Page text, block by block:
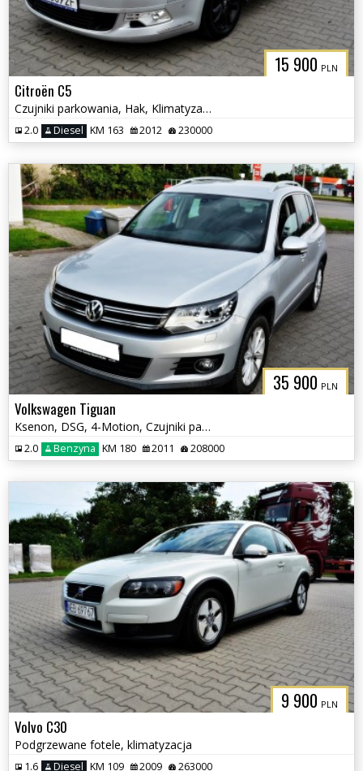
15 900 PLN
Citroën C5
Czujniki parkowania, Hak, Klimatyzacja
2.0 Diesel KM 163 2012 230000
35 900 PLN
Volkswagen Tiguan
Ksenon, DSG, 4-Motion, Czujniki parkowania tył, Klimatyzacja, Hak
2.0 Benzyna KM 180 2011 208000
9 900 PLN
Volvo C30
Podgrzewane fotele, klimatyzacja
1.6 Diesel KM 109 2009 263000